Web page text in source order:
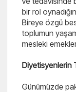
bir rol
Bireye özgü
toplumun
mesleki
Diyetisyenlerin
Günümüzde